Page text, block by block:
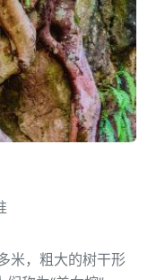
米，粗大的树干形